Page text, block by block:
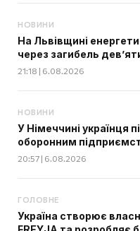
НОВИНИ
На Львівщині
через загибель
21:18 | 6.08.2026
НОВИНИ
У Німеччині українця
оборонним
20:57 | 6.08.2026
ГОЛОВНЕ
Україна створює